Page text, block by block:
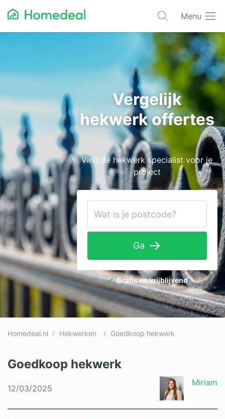
Menu
Glas
Isolatie
Kozijnen
Laadpalen
Schilderwerk
Tuinaanleg
Ventilatie
Warmtepomp
Wellness
Zonnepanelen
Overige projecten
Vergelijk
hekwerk offertes
Vind dé hekwerk specialist voor je
project
Ga
Gratis en vrijblijvend
Homedeal.nl Hekwerken Goedkoop hekwerk
Goedkoop hekwerk
12/03/2025
Miriam